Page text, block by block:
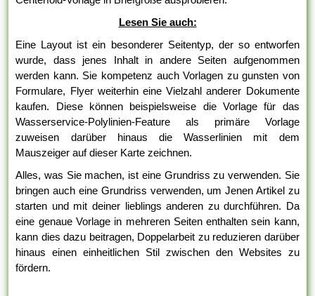
Lesen Sie auch:
Eine Layout ist ein besonderer Seitentyp, der so entworfen
wurde, dass jenes Inhalt in andere Seiten aufgenommen
werden kann. Sie kompetenz auch Vorlagen zu gunsten von
Formulare, Flyer weiterhin eine Vielzahl anderer Dokumente
kaufen. Diese können beispielsweise die Vorlage für das
Wasserservice-Polylinien-Feature als primäre Vorlage
zuweisen darüber hinaus die Wasserlinien mit dem
Mauszeiger auf dieser Karte zeichnen.
Alles, was Sie machen, ist eine Grundriss zu verwenden. Sie
bringen auch eine Grundriss verwenden, um Jenen Artikel zu
starten und mit deiner lieblings anderen zu durchführen. Da
eine genaue Vorlage in mehreren Seiten enthalten sein kann,
kann dies dazu beitragen, Doppelarbeit zu reduzieren darüber
hinaus einen einheitlichen Stil zwischen den Websites zu
fördern.